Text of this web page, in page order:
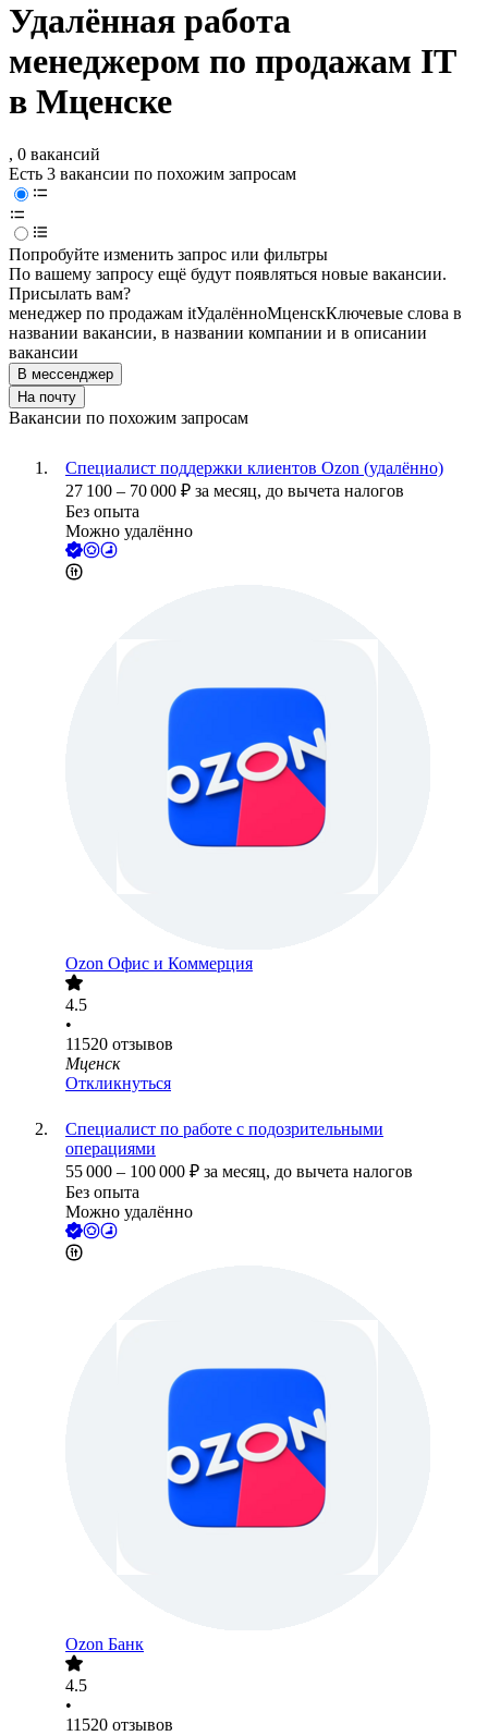
Удалённая работа
менеджером по продажам IT
в Мценске
, 0 вакансий
Есть 3 вакансии по похожим запросам
Попробуйте изменить запрос или фильтры
По вашему запросу ещё будут появляться новые вакансии.
Присылать вам?
менеджер по продажам itУдалённоМценскКлючевые слова в
названии вакансии, в названии компании и в описании
вакансии
В мессенджер
На почту
Вакансии по похожим запросам
Специалист поддержки клиентов Ozon (удалённо)
27 100 – 70 000 ₽ за месяц, до вычета налогов
Без опыта
Можно удалённо
Ozon Офис и Коммерция
4.5
•
11520 отзывов
Мценск
Откликнуться
Специалист по работе с подозрительными
операциями
55 000 – 100 000 ₽ за месяц, до вычета налогов
Без опыта
Можно удалённо
Ozon Банк
4.5
•
11520 отзывов